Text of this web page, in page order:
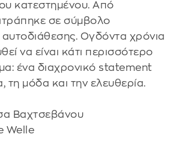
κατεστημένου. Από
σε σύμβολο
αυτοδιάθεσης. Ογδόντα χρόνια
να είναι κάτι περισσότερο
ένα διαχρονικό statement
μόδα και την ελευθερία.
Βαχτσεβάνου
Welle